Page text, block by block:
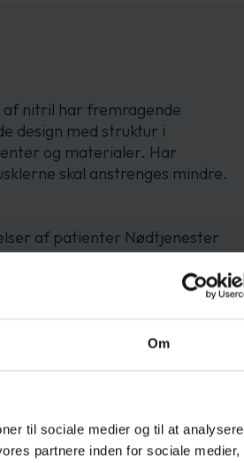
Om
til sociale medier og til at analysere
partnere inden for sociale medier,
af nitril har fremragende
design med struktur i
og materialer. Har
skal anstrenges mindre.
af patienter Nødtjenester
Reparation og
og andre pletter
med ensformigt arbejde og giver
på en sikker måde